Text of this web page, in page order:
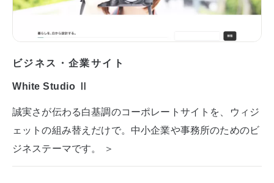
ビジネス・企業サイト
White Studio Ⅱ
誠実さが伝わる白基調のコーポレートサイトを、ウィジ
ェットの組み替えだけで。中小企業や事務所のためのビ
ジネステーマです。 ＞